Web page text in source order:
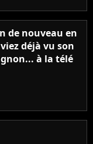
de nouveau en
déjà vu son
à la télé